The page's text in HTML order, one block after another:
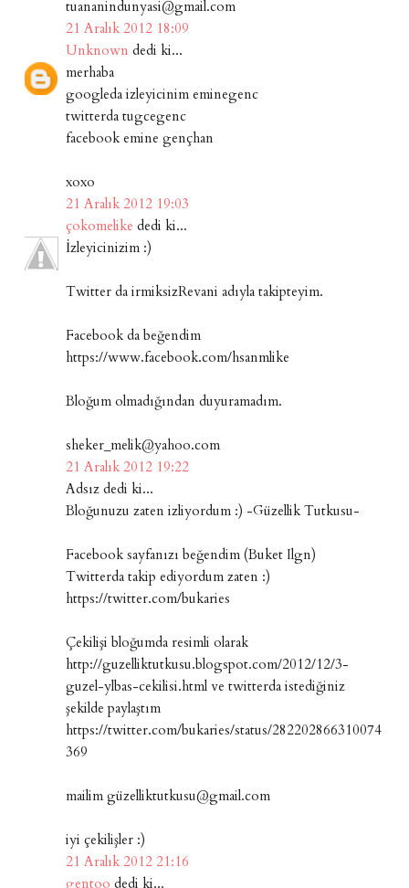
tuananindunyasi@gmail.com
21 Aralık 2012 18:09
Unknown dedi ki...
merhaba
googleda izleyicinim eminegenc
twitterda tugcegenc
facebook emine gençhan
xoxo
21 Aralık 2012 19:03
çokomelike dedi ki...
İzleyicinizim :)
Twitter da irmiksizRevani adıyla takipteyim.
Facebook da beğendim
https://www.facebook.com/hsanmlike
Bloğum olmadığından duyuramadım.
sheker_melik@yahoo.com
21 Aralık 2012 19:22
Adsız dedi ki...
Bloğunuzu zaten izliyordum :) -Güzellik Tutkusu-
Facebook sayfanızı beğendim (Buket Ilgn)
Twitterda takip ediyordum zaten :)
https://twitter.com/bukaries
Çekilişi bloğumda resimli olarak
http://guzelliktutkusu.blogspot.com/2012/12/3-
guzel-ylbas-cekilisi.html ve twitterda istediğiniz
şekilde paylaştım
https://twitter.com/bukaries/status/282202866310074
369
mailim güzelliktutkusu@gmail.com
iyi çekilişler :)
21 Aralık 2012 21:16
gentoo dedi ki...